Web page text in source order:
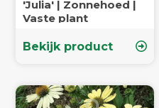
'Julia' | Zonnehoed |
Vaste plant
Bekijk product